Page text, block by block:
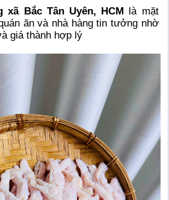
Bắc Tân Uyên, HCM là mặt
ăn và nhà hàng tin tưởng nhờ
giá thành hợp lý